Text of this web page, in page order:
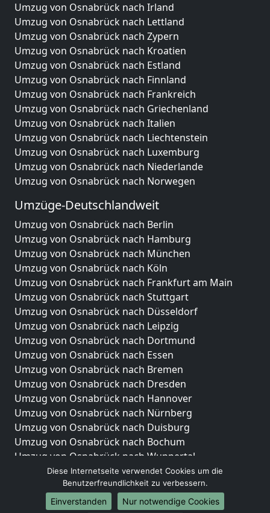
Umzug von Osnabrück nach Irland
Umzug von Osnabrück nach Lettland
Umzug von Osnabrück nach Zypern
Umzug von Osnabrück nach Kroatien
Umzug von Osnabrück nach Estland
Umzug von Osnabrück nach Finnland
Umzug von Osnabrück nach Frankreich
Umzug von Osnabrück nach Griechenland
Umzug von Osnabrück nach Italien
Umzug von Osnabrück nach Liechtenstein
Umzug von Osnabrück nach Luxemburg
Umzug von Osnabrück nach Niederlande
Umzug von Osnabrück nach Norwegen
Umzüge-Deutschlandweit
Umzug von Osnabrück nach Berlin
Umzug von Osnabrück nach Hamburg
Umzug von Osnabrück nach München
Umzug von Osnabrück nach Köln
Umzug von Osnabrück nach Frankfurt am Main
Umzug von Osnabrück nach Stuttgart
Umzug von Osnabrück nach Düsseldorf
Umzug von Osnabrück nach Leipzig
Umzug von Osnabrück nach Dortmund
Umzug von Osnabrück nach Essen
Umzug von Osnabrück nach Bremen
Umzug von Osnabrück nach Dresden
Umzug von Osnabrück nach Hannover
Umzug von Osnabrück nach Nürnberg
Umzug von Osnabrück nach Duisburg
Umzug von Osnabrück nach Bochum
Umzug von Osnabrück nach Wuppertal
Umzug von Osnabrück nach Bielefeld
Umzug von Osnabrück nach Bonn
Umzug von Osnabrück nach Münster
Diese Internetseite verwendet Cookies um die
Benutzerfreundlichkeit zu verbessern.
Einverstanden
Nur notwendige Cookies